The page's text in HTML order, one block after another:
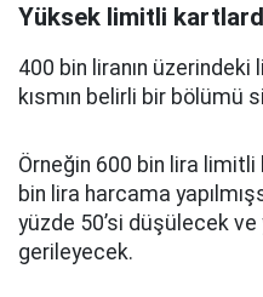
Yüksek limitli
400 bin liranın
kısmın belirli bir bölümü
Örneğin 600 bin lira
bin lira harcama
yüzde 50’si düşülecek
gerileyecek.